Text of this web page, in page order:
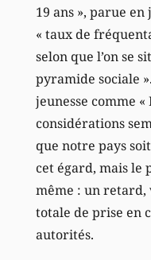
19 ans », parue
« taux de
selon que l’on se
pyramide sociale
jeunesse comme
considérations
que notre pays
cet égard, mais le
même : un retard,
totale de prise en
autorités.